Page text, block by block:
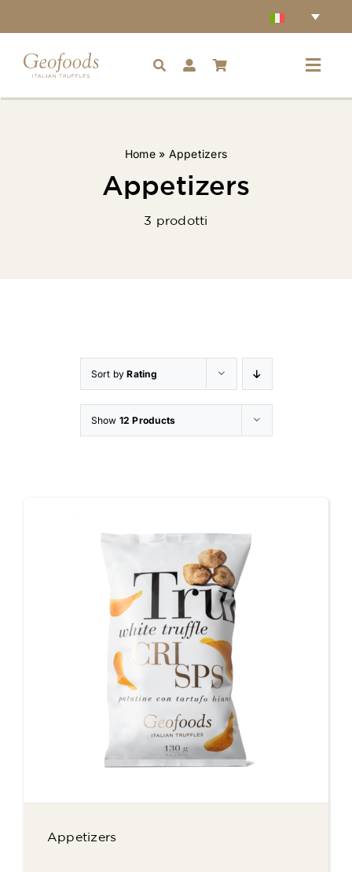
al
contenuto
Accessori
Tartufi
Appetizers
Shop
Home» Appetizers
Appetizers
3 prodotti
Sort byRating
Show 12 Products
Appetizers